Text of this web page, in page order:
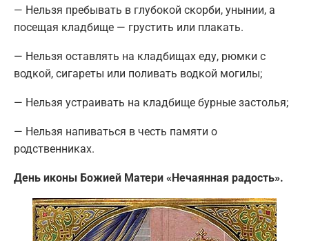
— Нельзя пребывать в глубокой скорби, унынии, а
посещая кладбище — грустить или плакать.
— Нельзя оставлять на кладбищах еду, рюмки с
водкой, сигареты или поливать водкой могилы;
— Нельзя устраивать на кладбище бурные застолья;
— Нельзя напиваться в честь памяти о
родственниках.
День иконы Божией Матери «Нечаянная радость».